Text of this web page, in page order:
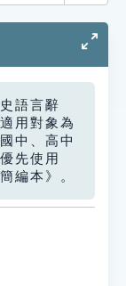
語言辭
用對象為
中、高中
先使用
編本》。